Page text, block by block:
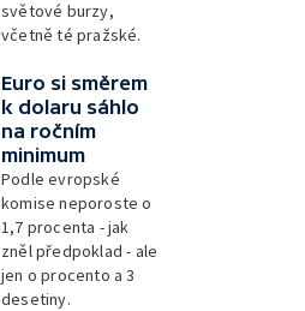
světové burzy,
včetně té pražské.
Euro si směrem
k dolaru sáhlo
na ročním
minimum
Podle evropské
komise neporoste o
1,7 procenta - jak
zněl předpoklad - ale
jen o procento a 3
desetiny.